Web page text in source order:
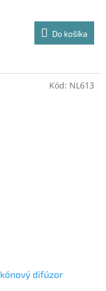
Do košíka
difúzor
Kód: NL613